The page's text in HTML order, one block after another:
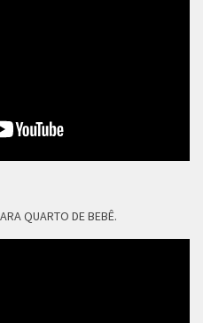
QUARTO DE BEBÊ.